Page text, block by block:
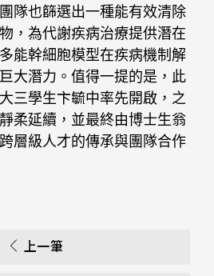
隊也篩選出一種能有效清除
，為代謝疾病治療提供潛在
能幹細胞模型在疾病機制解
大潛力。值得一提的是，此
三學生卞毓中率先開啟，之
柔延續，並最終由博士生翁
層級人才的傳承與團隊合作
上一筆